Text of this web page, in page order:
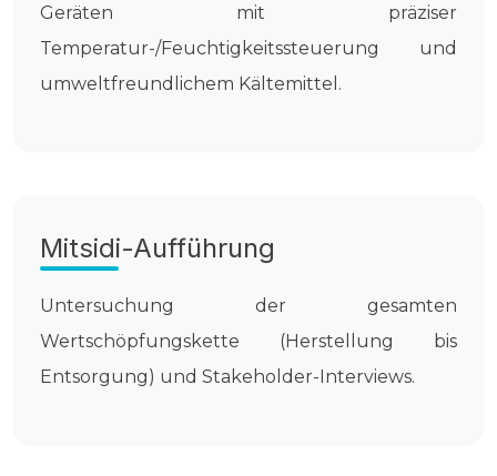
Geräten mit präziser
Temperatur-/Feuchtigkeitssteuerung und
umweltfreundlichem Kältemittel.
Mitsidi-Aufführung
Untersuchung der gesamten
Wertschöpfungskette (Herstellung bis
Entsorgung) und Stakeholder-Interviews.